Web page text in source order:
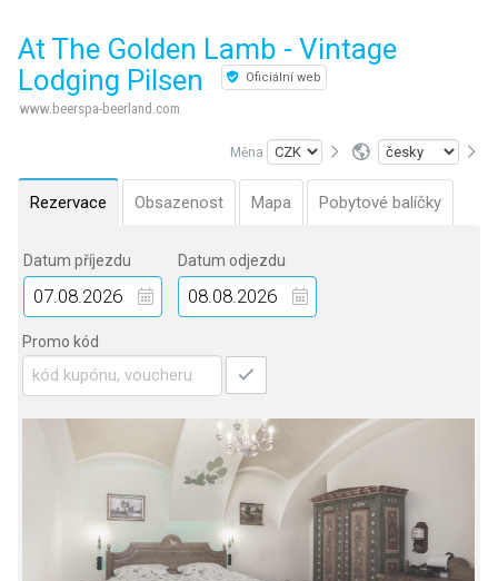
At The Golden Lamb - Vintage
Lodging Pilsen
Oficiální web
www.beerspa-beerland.com
Měna
Rezervace Obsazenost Mapa Pobytové balíčky
Datum příjezdu Datum odjezdu
Promo kód